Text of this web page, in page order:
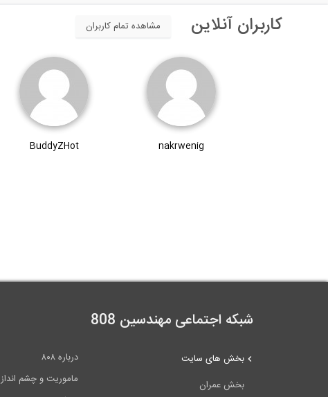
کاربران آنلاین مشاهده تمام کاربران
nakrwenig
BuddyZHot
شبکه اجتماعی مهندسین 808
درباره ۸۰۸
ماموریت و چشم انداز ۸۰۸
بخش های سایت
بخش عمران